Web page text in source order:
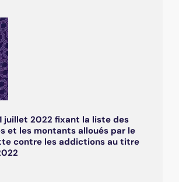
juillet 2022 fixant la liste des
et les montants alloués par le
contre les addictions au titre